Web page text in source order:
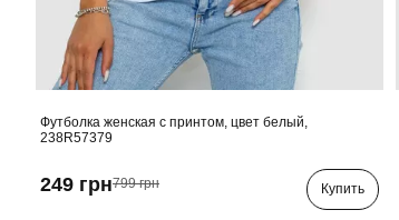
Футболка женская с принтом, цвет белый,
238R57379
249 грн799 грн Купить